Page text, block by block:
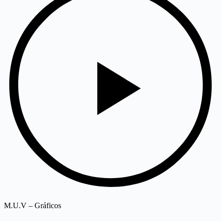
M.U.V – Gráficos